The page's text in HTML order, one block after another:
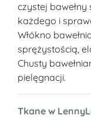
czystej
każdego i
Włókno
sprężystością,
Chusty
pielęgnacji.
Tkane w